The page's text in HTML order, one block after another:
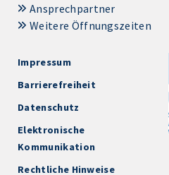
Ansprechpartner
Weitere Öffnungszeiten
Impressum
Barrierefreiheit
Datenschutz
Elektronische
Kommunikation
Rechtliche Hinweise